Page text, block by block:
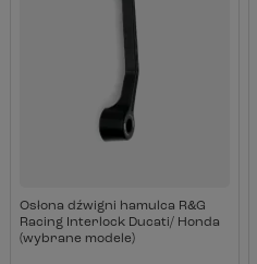
Osłona dźwigni hamulca R&G
Racing Interlock Ducati/ Honda
(wybrane modele)